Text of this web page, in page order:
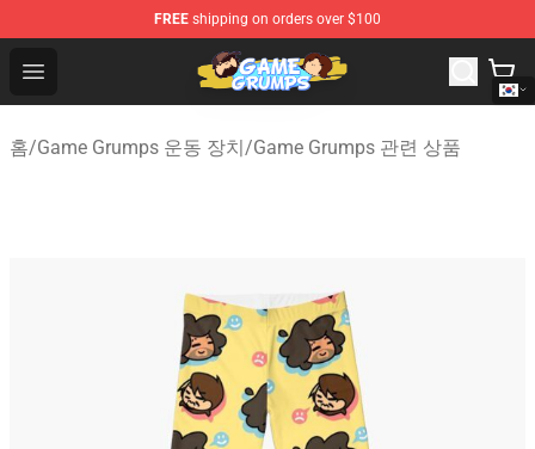
FREE shipping on orders over $100
Open menu
Game Grumps Shop - Official Game Grumps
홈/Game Grumps 운동 장치/Game Grumps 관련 상품